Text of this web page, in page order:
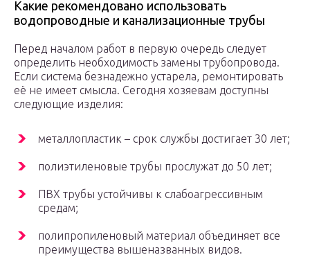
Какие рекомендовано использовать
водопроводные и канализационные трубы
Перед началом работ в первую очередь следует
определить необходимость замены трубопровода.
Если система безнадежно устарела, ремонтировать
её не имеет смысла. Сегодня хозяевам доступны
следующие изделия:
металлопластик – срок службы достигает 30 лет;
полиэтиленовые трубы прослужат до 50 лет;
ПВХ трубы устойчивы к слабоагрессивным
средам;
полипропиленовый материал объединяет все
преимущества вышеназванных видов.